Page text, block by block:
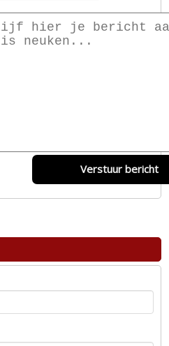
Verstuur bericht